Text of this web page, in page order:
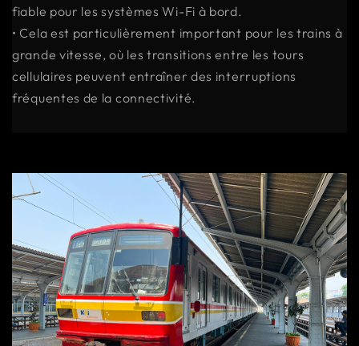
fiable pour les systèmes Wi-Fi à bord.
• Cela est particulièrement important pour les trains à
grande vitesse, où les transitions entre les tours
cellulaires peuvent entraîner des interruptions
fréquentes de la connectivité.